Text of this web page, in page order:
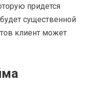
придется
существенной
клиент может